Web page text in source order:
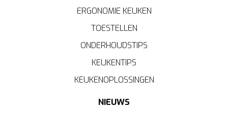
ERGONOMIE KEUKEN
TOESTELLEN
ONDERHOUDSTIPS
KEUKENTIPS
KEUKENOPLOSSINGEN
NIEUWS